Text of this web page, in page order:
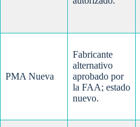
PMA Nueva
Fabricante
alternativo
aprobado por
la FAA; estado
nuevo.